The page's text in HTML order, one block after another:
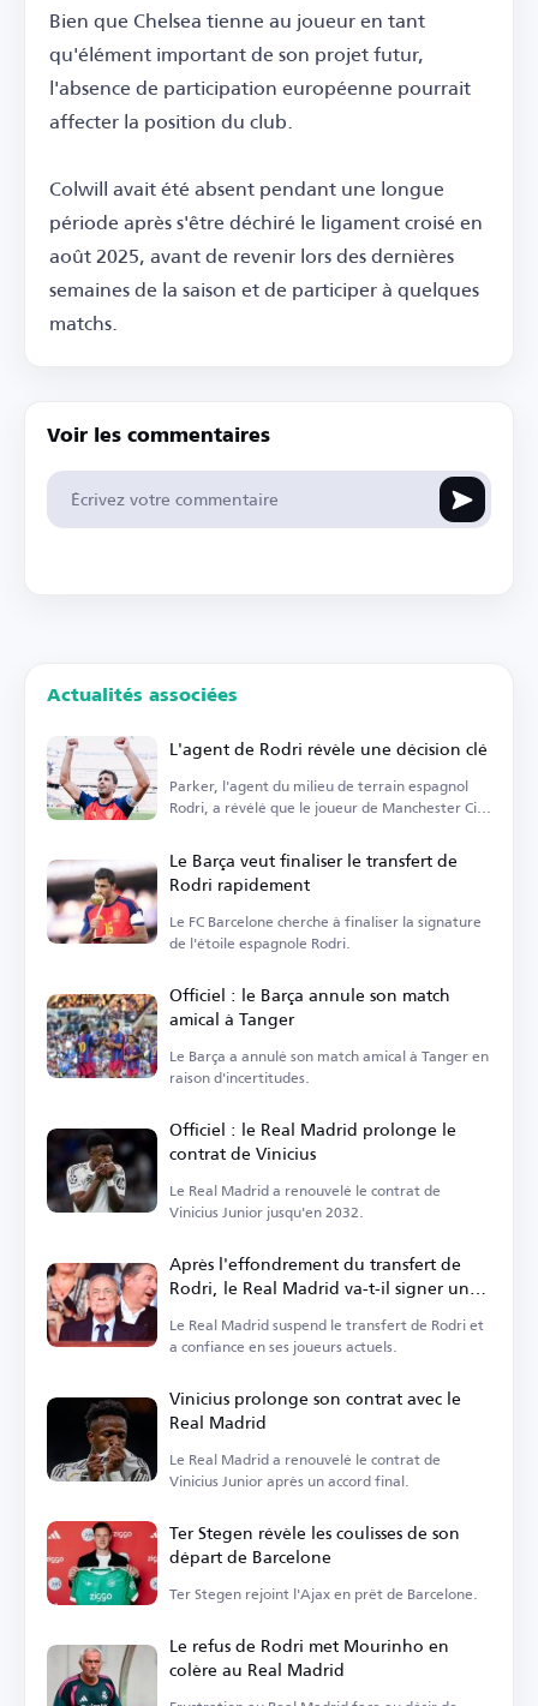
Bien que Chelsea tienne au joueur en tant
qu'élément important de son projet futur,
l'absence de participation européenne pourrait
affecter la position du club.
Colwill avait été absent pendant une longue
période après s'être déchiré le ligament croisé en
août 2025, avant de revenir lors des dernières
semaines de la saison et de participer à quelques
matchs.
Voir les commentaires
Actualités associées
L'agent de Rodri révèle une décision clé
Parker, l'agent du milieu de terrain espagnol
Rodri, a révélé que le joueur de Manchester City
Le Barça veut finaliser le transfert de
Rodri rapidement
Le FC Barcelone cherche à finaliser la signature
de l'étoile espagnole Rodri.
Officiel : le Barça annule son match
amical à Tanger
Le Barça a annulé son match amical à Tanger en
raison d'incertitudes.
Officiel : le Real Madrid prolonge le
contrat de Vinicius
Le Real Madrid a renouvelé le contrat de
Vinicius Junior jusqu'en 2032.
Après l'effondrement du transfert de
Rodri, le Real Madrid va-t-il signer un
milieu de terrain ?
Le Real Madrid suspend le transfert de Rodri et
a confiance en ses joueurs actuels.
Vinicius prolonge son contrat avec le
Real Madrid
Le Real Madrid a renouvelé le contrat de
Vinicius Junior après un accord final.
Ter Stegen révèle les coulisses de son
départ de Barcelone
Ter Stegen rejoint l'Ajax en prêt de Barcelone.
Le refus de Rodri met Mourinho en
colère au Real Madrid